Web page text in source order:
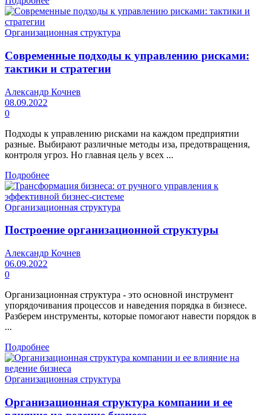
Организационная структура
Современные подходы к управлению рисками:
тактики и стратегии
Александр Кочнев
08.09.2022
0
Подходы к управлению рисками на каждом предприятии
разные. Выбирают различные методы иза, предотвращения,
контроля угроз. Но главная цель у всех ...
Подробнее
Организационная структура
Построение организационной структуры
Александр Кочнев
06.09.2022
0
Организационная структура - это основной инструмент
упорядочивания процессов и наведения порядка в бизнесе.
Разберем инструменты, которые помогают навести порядок в
...
Подробнее
Организационная структура
Организационная структура компании и ее